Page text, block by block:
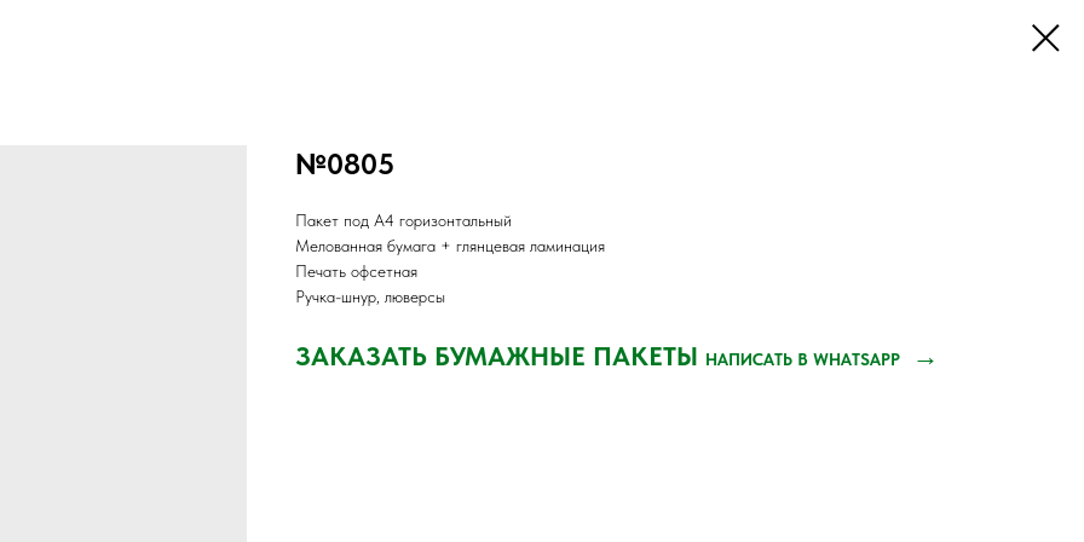
№0805
Пакет под А4 горизонтальный
Мелованная бумага + глянцевая ламинация
Печать офсетная
Ручка-шнур, люверсы
ЗАКАЗАТЬ БУМАЖНЫЕ ПАКЕТЫ НАПИСАТЬ В WHATSAPP →